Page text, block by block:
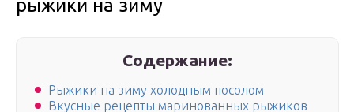
рыжики на зиму
Содержание:
Рыжики на зиму холодным посолом
Вкусные рецепты маринованных рыжиков